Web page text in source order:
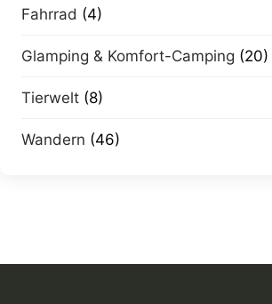
Fahrrad (4)
Glamping & Komfort-Camping (20)
Tierwelt (8)
Wandern (46)